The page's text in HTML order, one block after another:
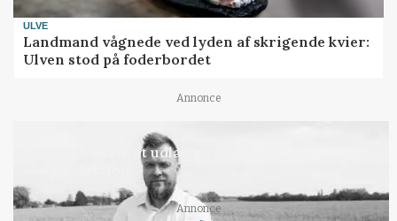
ULVE
Landmand vågnede ved lyden af skrigende kvier:
Ulven stod på foderbordet
Annonce
Det er en uskik at udlægge et røgslør om
Annonce